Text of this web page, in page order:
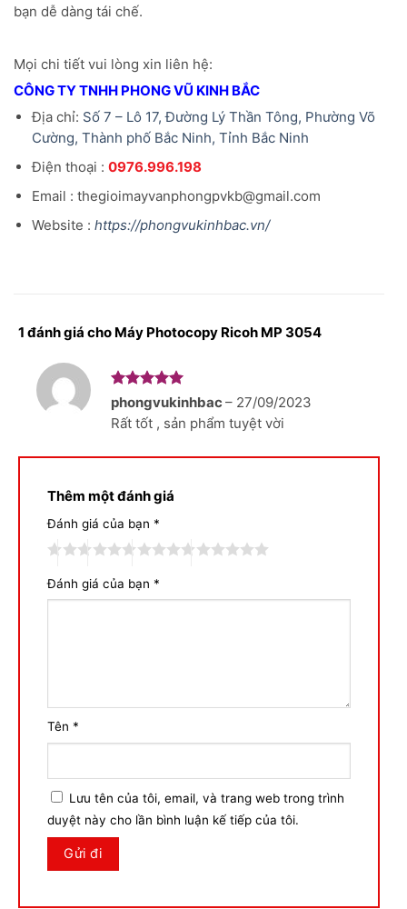
bạn dễ dàng tái chế.
Mọi chi tiết vui lòng xin liên hệ:
CÔNG TY TNHH PHONG VŨ KINH BẮC
Địa chỉ: Số 7 – Lô 17, Đường Lý Thần Tông, Phường Võ
Cường, Thành phố Bắc Ninh, Tỉnh Bắc Ninh
Điện thoại : 0976.996.198
Email : thegioimayvanphongpvkb@gmail.com
Website : https://phongvukinhbac.vn/
1 đánh giá cho Máy Photocopy Ricoh MP 3054
Được xếp
hạng5
sao
phongvukinhbac – 27/09/2023
Rất tốt , sản phẩm tuyệt vời
Thêm một đánh giá
Đánh giá của bạn *
Đánh giá của bạn *
Tên *
Lưu tên của tôi, email, và trang web trong trình
duyệt này cho lần bình luận kế tiếp của tôi.